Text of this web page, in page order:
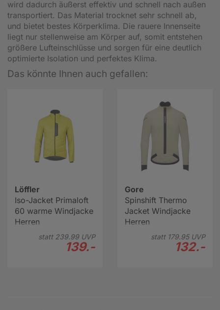
wird dadurch äußerst effektiv und schnell nach außen
transportiert. Das Material trocknet sehr schnell ab,
und bietet bestes Körperklima. Die rauere Innenseite
liegt nur stellenweise am Körper auf, somit entstehen
größere Lufteinschlüsse und sorgen für eine deutlich
optimierte Isolation und perfektes Klima.
Das könnte Ihnen auch gefallen:
Löffler
Iso-Jacket Primaloft
60 warme Windjacke
Herren
statt 239.99UVP
139.-
Gore
Spinshift Thermo
Jacket Windjacke
Herren
statt 179.95UVP
132.-